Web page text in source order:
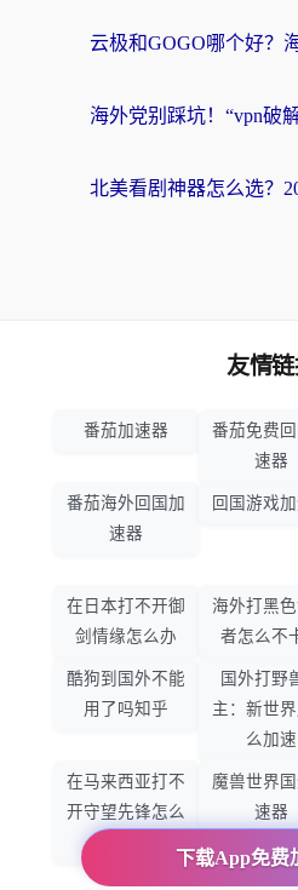
下载App免费
友情链
番茄加速器
番茄免费
速器
番茄海外回国加
速器
回国游戏
在日本打不开御
剑情缘怎么办
海外打黑
者怎么不
酷狗到国外不能
用了吗知乎
国外打野
主：新世
么加速
在马来西亚打不
开守望先锋怎么
魔兽世界
速器